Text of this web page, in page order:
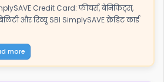
Credit Card: फीचर्स, बेनिफिट्स,
और रिव्यू SBI SimplySAVE क्रेडिट कार्ड
more